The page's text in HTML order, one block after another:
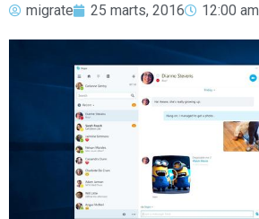
migrate 25 marts, 2016 12:00 am